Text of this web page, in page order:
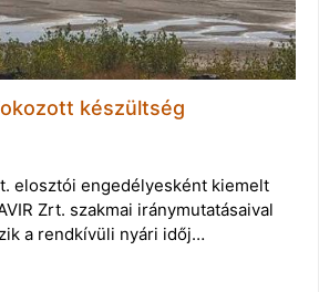
készültség
elosztói engedélyesként kiemelt
Zrt. szakmai iránymutatásaival
a rendkívüli nyári időj…